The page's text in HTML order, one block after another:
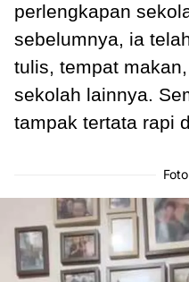
perlengkapan
sebelumnya, ia
tulis, tempat
sekolah lainnya.
tampak tertata rapi
Foto